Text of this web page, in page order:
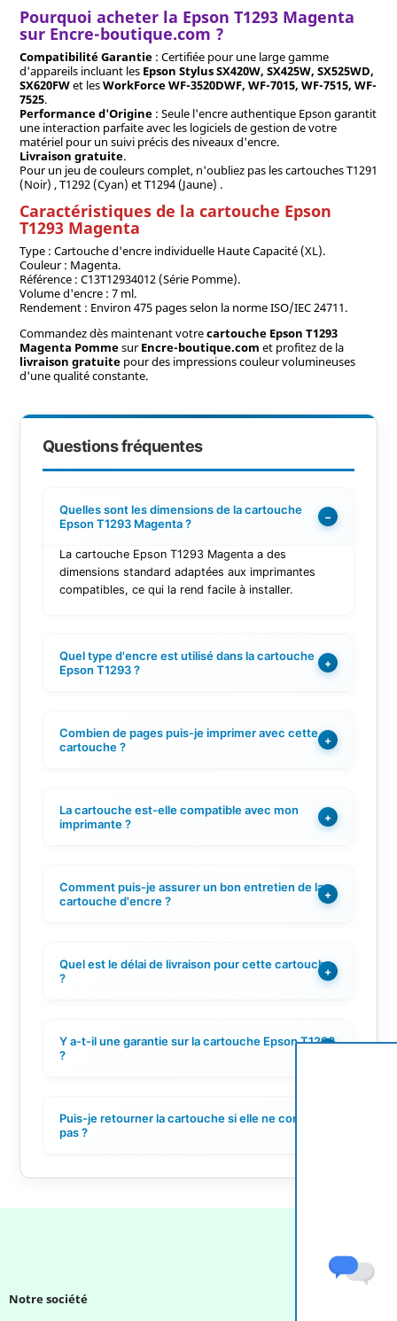
Pourquoi acheter la Epson T1293 Magenta
sur Encre-boutique.com ?
Compatibilité Garantie: Certifiée pour une large gamme
d'appareils incluant les Epson Stylus SX420W, SX425W, SX525WD,
SX620FWet lesWorkForce WF-3520DWF, WF-7015, WF-7515, WF-
7525.
Performance d'Origine: Seule l'encre authentique Epson garantit
une interaction parfaite avec les logiciels de gestion de votre
matériel pour un suivi précis des niveaux d'encre.
Livraison gratuite.
Pour un jeu de couleurs complet, n'oubliez pas les cartouches T1291
(Noir) , T1292 (Cyan) et T1294 (Jaune) .
Caractéristiques de la cartouche Epson
T1293 Magenta
Type : Cartouche d'encre individuelle Haute Capacité (XL).
Couleur : Magenta.
Référence : C13T12934012 (Série Pomme).
Volume d'encre : 7 ml.
Rendement : Environ 475 pages selon la norme ISO/IEC 24711.
Commandez dès maintenant votrecartouche Epson T1293
Magenta PommesurEncre-boutique.com et profitez de la
livraison gratuitepour des impressions couleur volumineuses
d'une qualité constante.
Questions fréquentes
Quelles sont les dimensions de la cartouche
Epson T1293 Magenta ?
−
La cartouche Epson T1293 Magenta a des
dimensions standard adaptées aux imprimantes
compatibles, ce qui la rend facile à installer.
Quel type d'encre est utilisé dans la cartouche
Epson T1293 ?
+
Combien de pages puis-je imprimer avec cette
cartouche ?
+
La cartouche est-elle compatible avec mon
imprimante ?
+
Comment puis-je assurer un bon entretien de la
cartouche d'encre ?
+
Quel est le délai de livraison pour cette cartouche
?
+
Y a-t-il une garantie sur la cartouche Epson T1293
?
Puis-je retourner la cartouche si elle ne convient
pas ?
Notre société